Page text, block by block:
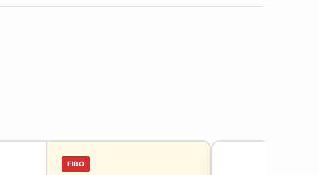
FIBO